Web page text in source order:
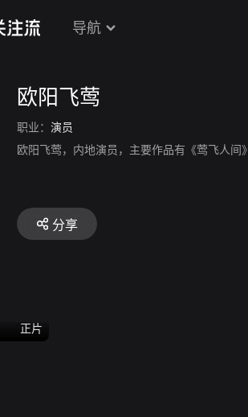
导航
欧阳飞莺
职业： 演员
欧阳飞莺，内地演员，主要作品有《莺飞人间
分享
正片